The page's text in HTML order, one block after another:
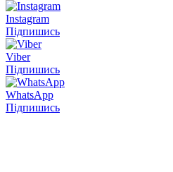
Instagram
Підпишись
Viber
Підпишись
WhatsApp
Підпишись